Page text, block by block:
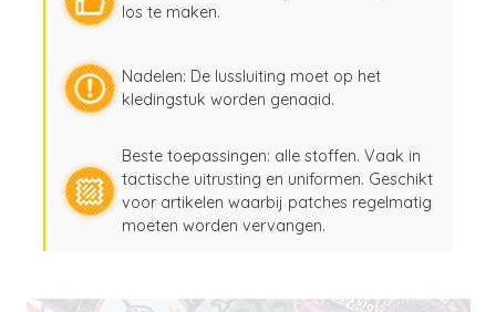
los te maken.
Nadelen: De lussluiting moet op het
kledingstuk worden genaaid.
Beste toepassingen: alle stoffen. Vaak in
tactische uitrusting en uniformen. Geschikt
voor artikelen waarbij patches regelmatig
moeten worden vervangen.